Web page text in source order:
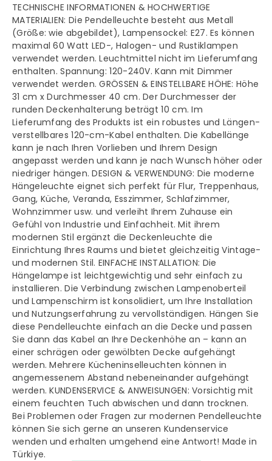
cm
Vintage
Hängelampe
cm
Vintage
Hängelampe
TECHNISCHE INFORMATIONEN & HOCHWERTIGE
MATERIALIEN: Die Pendelleuchte besteht aus Metall
(Größe: wie abgebildet), Lampensockel: E27. Es können
maximal 60 Watt LED-, Halogen- und Rustiklampen
verwendet werden. Leuchtmittel nicht im Lieferumfang
enthalten. Spannung: 120-240V. Kann mit Dimmer
verwendet werden. GRÖSSEN & EINSTELLBARE HÖHE: Höhe
31 cm x Durchmesser 40 cm. Der Durchmesser der
runden Deckenhalterung beträgt 10 cm. Im
Lieferumfang des Produkts ist ein robustes und Längen-
verstellbares 120-cm-Kabel enthalten. Die Kabellänge
kann je nach Ihren Vorlieben und Ihrem Design
angepasst werden und kann je nach Wunsch höher oder
niedriger hängen. DESIGN & VERWENDUNG: Die moderne
Hängeleuchte eignet sich perfekt für Flur, Treppenhaus,
Gang, Küche, Veranda, Esszimmer, Schlafzimmer,
Wohnzimmer usw. und verleiht Ihrem Zuhause ein
Gefühl von Industrie und Einfachheit. Mit ihrem
modernen Stil ergänzt die Deckenleuchte die
Einrichtung Ihres Raums und bietet gleichzeitig Vintage-
und modernen Stil. EINFACHE INSTALLATION: Die
Hängelampe ist leichtgewichtig und sehr einfach zu
installieren. Die Verbindung zwischen Lampenoberteil
und Lampenschirm ist konsolidiert, um Ihre Installation
und Nutzungserfahrung zu vervollständigen. Hängen Sie
diese Pendelleuchte einfach an die Decke und passen
Sie dann das Kabel an Ihre Deckenhöhe an – kann an
einer schrägen oder gewölbten Decke aufgehängt
werden. Mehrere Kücheninselleuchten können in
angemessenem Abstand nebeneinander aufgehängt
werden. KUNDENSERVICE & ANWEISUNGEN: Vorsichtig mit
einem feuchten Tuch abwischen und dann trocknen.
Bei Problemen oder Fragen zur modernen Pendelleuchte
können Sie sich gerne an unseren Kundenservice
wenden und erhalten umgehend eine Antwort! Made in
Türkiye.